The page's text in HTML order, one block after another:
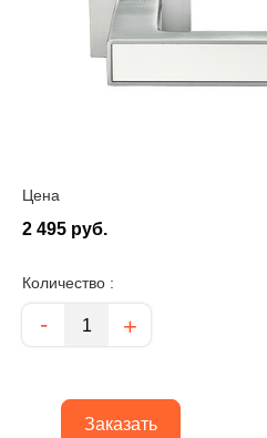
Цена
2 495 руб.
Количество :
Количество
- +
Заказать